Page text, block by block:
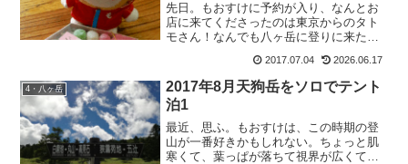
先日。もおすけに予約が入り、なんとお
店に来てくださったのは東京からのタト
モさん！なんでも八ヶ岳に登りに来たつ
か。遠く、しかも疲れていらっしゃる所
からお立ち寄り頂きありがとうございま
す～！精一杯、施術させて頂...
2017.07.04 2026.06.17
4・八ヶ岳
2017年8月天狗岳をソロでテント
泊1
最近、思ふ。もおすけは、この時期の登
山が一番好きかもしれない。ちょっと肌
寒くて、葉っぱが落ちて視界が広くて何